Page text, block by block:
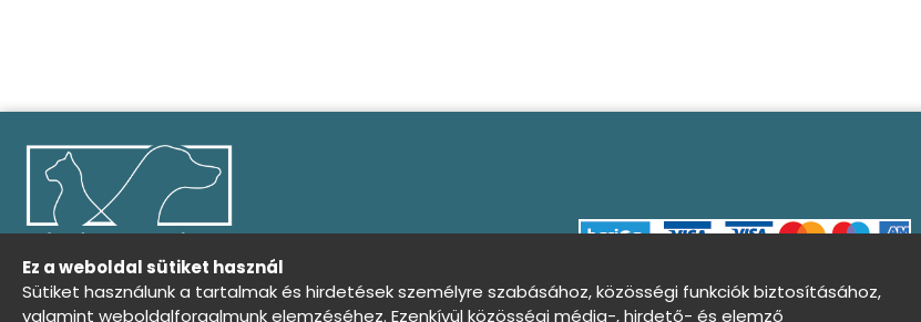
Ez a weboldal sütiket használ
Sütiket használunk a tartalmak és hirdetések személyre szabásához, közösségi funkciók biztosításához,
valamint weboldalforgalmunk elemzéséhez. Ezenkívül közösségi média-, hirdető- és elemző